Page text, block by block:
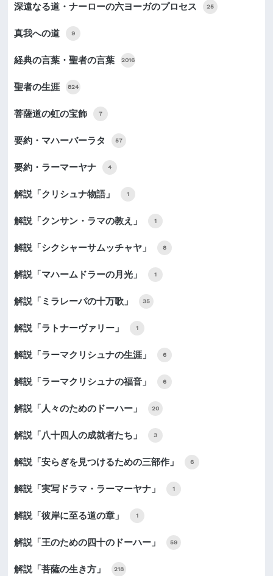
深遠なる道・ナーローの六ヨーガのプロセス 25
真我への道 9
経典の言葉・聖者の言葉 2016
聖者の生涯 824
菩薩道の虹の宝飾 7
要約・マハーバーラタ 57
要約・ラーマーヤナ 4
解説「クリシュナ物語」 1
解説「クンサン・ラマの教え」 1
解説「シクシャーサムッチャヤ」 8
解説「マハームドラーの月光」 1
解説「ミラレーパの十万歌」 35
解説「ラトナーヴァリー」 1
解説「ラーマクリシュナの生涯」 6
解説「ラーマクリシュナの福音」 6
解説「人々のためのドーハー」 20
解説「八十四人の成就者たち」 3
解説「安らぎを見つけるための三部作」 6
解説「実写ドラマ・ラーマーヤナ」 1
解説「彼岸に至る道の章」 1
解説「王のための四十のドーハー」 59
解説「菩薩の生き方」 218